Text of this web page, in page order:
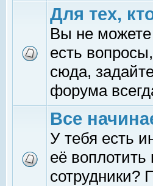
Для тех,
Вы не
есть
сюда,
форума
Все
У тебя есть
её
сотрудники?